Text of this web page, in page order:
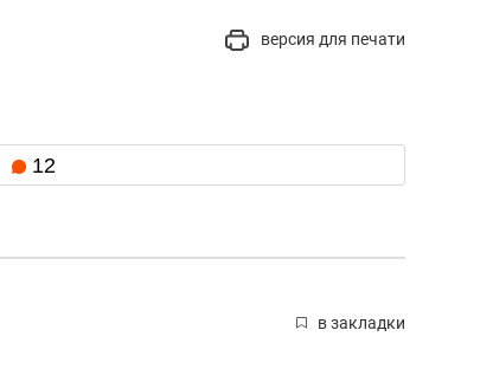
версия для печати
12
в закладки